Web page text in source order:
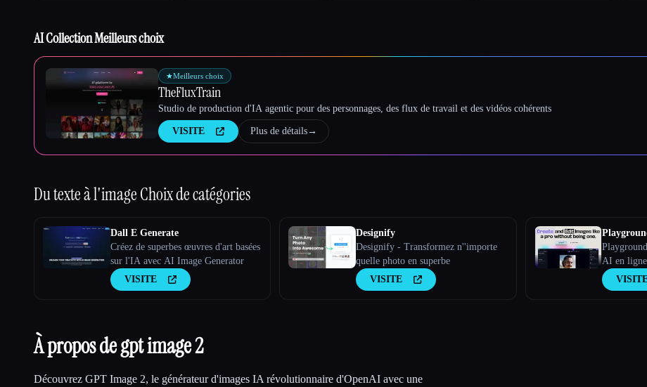
AI Collection Meilleurs choix
★Meilleurs choix
TheFluxTrain
Studio de production d'IA agentic pour des personnages, des flux de travail et des vidéos cohérents
VISITE Plus de détails→
Du texte à l'imageChoix de catégories
Dall E Generate
Créez de superbes œuvres d'art basées
sur l'IA avec AI Image Generator
VISITE
Designify
Designify - Transformez n''importe
quelle photo en superbe
VISITE
AI en ligne
À propos de gpt image 2
Découvrez GPT Image 2, le générateur d'images IA révolutionnaire d'OpenAI avec une